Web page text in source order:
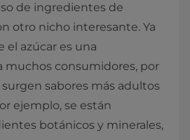
de ingredientes de
otro nicho interesante. Ya
el azúcar es una
muchos consumidores, por
sabores más adultos
ejemplo, se están
botánicos y minerales,